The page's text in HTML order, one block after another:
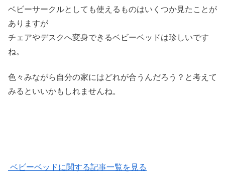
ベビーサークルとしても使えるものはいくつか見たことが
ありますが
チェアやデスクへ変身できるベビーベッドは珍しいです
ね。
色々みながら自分の家にはどれが合うんだろう？と考えて
みるといいかもしれませんね。
ベビーベッドに関する記事一覧を見る